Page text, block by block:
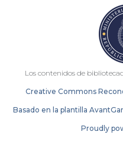
Los contenidos de
Creative Commons
Basado en la plantilla
Proudly